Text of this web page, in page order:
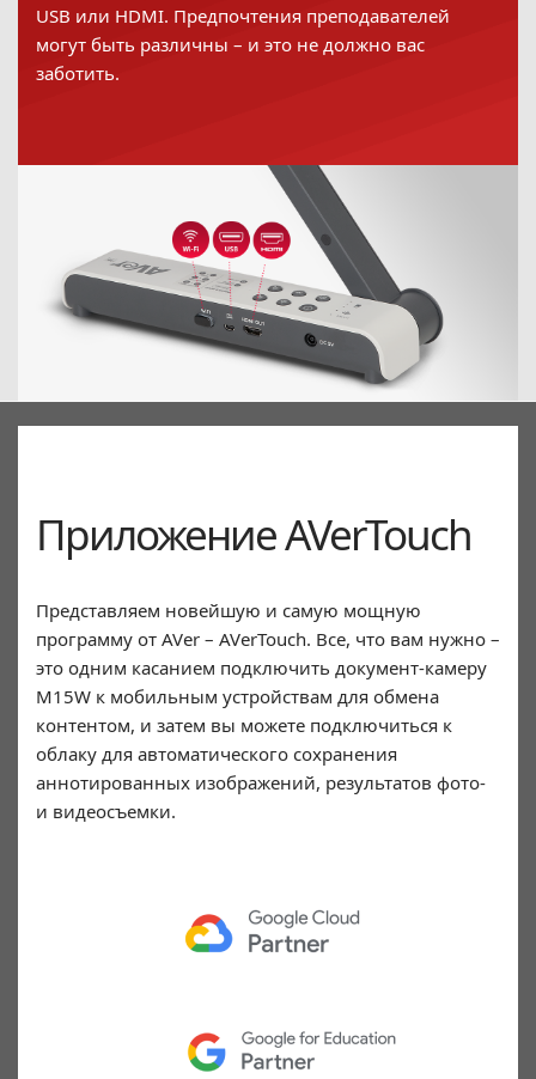
USB или HDMI. Предпочтения преподавателей
могут быть различны – и это не должно вас
заботить.
Приложение AVerTouch
Представляем новейшую и самую мощную
программу от AVer – AVerTouch. Все, что вам нужно –
это одним касанием подключить документ-камеру
M15W к мобильным устройствам для обмена
контентом, и затем вы можете подключиться к
облаку для автоматического сохранения
аннотированных изображений, результатов фото-
и видеосъемки.